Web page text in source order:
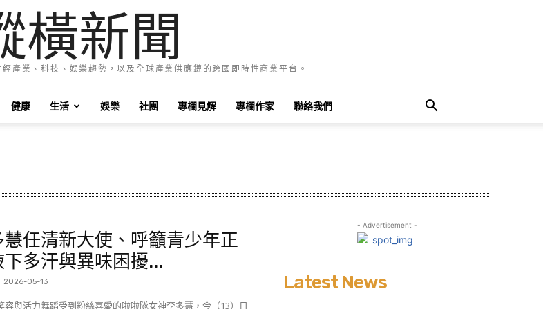
橫新聞
產業、科技、娛樂趨勢，以及全球產業供應鏈的跨國即時性商業平台。
健康 生活 娛樂 社團 專欄見解 專欄作家 聯絡我們
慧任清新大使、呼籲青少年正
下多汗與異味困擾...
2026-05-13
容與活力舞蹈受到粉絲喜愛的啦啦隊女神李多慧，今（13）日
- Advertisement -
Latest News